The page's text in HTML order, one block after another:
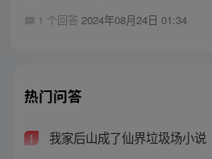
1 个回答 2024年08月24日 01:34
热门问答
1 我家后山成了仙界垃圾场小说